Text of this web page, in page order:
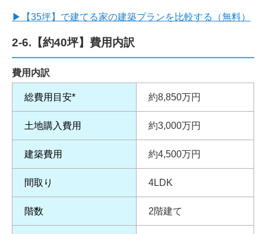
▶ 【35坪】で建てる家の建築プランを比較する（無料）
2-6.【約40坪】費用内訳
費用内訳
総費用目安* 約8,850万円
土地購入費用 約3,000万円
建築費用 約4,500万円
間取り 4LDK
階数 2階建て